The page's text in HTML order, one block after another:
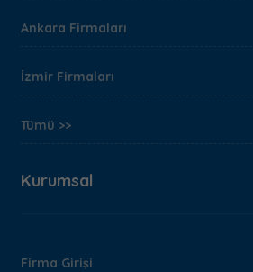
Ankara Firmaları
İzmir Firmaları
Tümü >>
Kurumsal
Firma Girişi